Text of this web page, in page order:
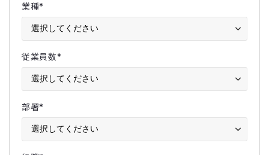
業種*
従業員数*
部署*